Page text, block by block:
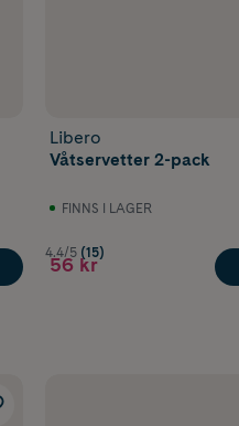
Libero
Våtservetter 2-pack
FINNS I LAGER
4.4/5 (15)
56 kr